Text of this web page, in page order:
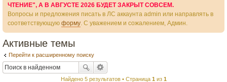
ЧТЕНИЕ", А В АВГУСТЕ 2026 БУДЕТ ЗАКРЫТ СОВСЕМ.
Вопросы и предложения писать в ЛС аккаунта admin или направлять в
соответствующую форму. С уважением и сожалением, Админ.
Активные темы
Перейти к расширенному поиску
Найдено 5 результатов • Страница 1 из 1